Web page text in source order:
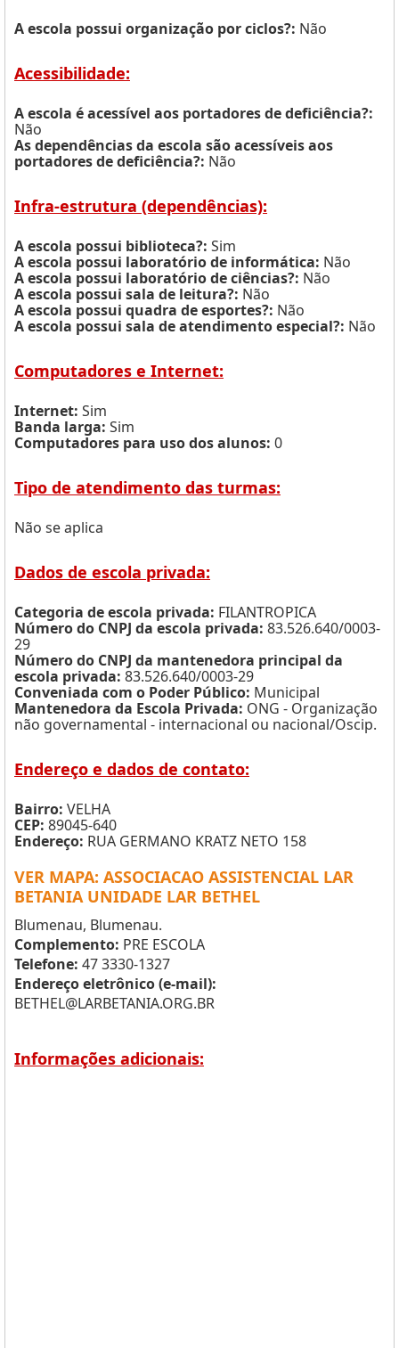
A escola possui organização por ciclos?: Não
Acessibilidade:
A escola é acessível aos portadores de deficiência?:
Não
As dependências da escola são acessíveis aos
portadores de deficiência?: Não
Infra-estrutura (dependências):
A escola possui biblioteca?: Sim
A escola possui laboratório de informática: Não
A escola possui laboratório de ciências?: Não
A escola possui sala de leitura?: Não
A escola possui quadra de esportes?: Não
A escola possui sala de atendimento especial?: Não
Computadores e Internet:
Internet: Sim
Banda larga: Sim
Computadores para uso dos alunos: 0
Tipo de atendimento das turmas:
Não se aplica
Dados de escola privada:
Categoria de escola privada: FILANTROPICA
Número do CNPJ da escola privada: 83.526.640/0003-
29
Número do CNPJ da mantenedora principal da
escola privada: 83.526.640/0003-29
Conveniada com o Poder Público: Municipal
Mantenedora da Escola Privada: ONG - Organização
não governamental - internacional ou nacional/Oscip.
Endereço e dados de contato:
Bairro: VELHA
CEP: 89045-640
Endereço: RUA GERMANO KRATZ NETO 158
VER MAPA: ASSOCIACAO ASSISTENCIAL LAR
BETANIA UNIDADE LAR BETHEL
Blumenau, Blumenau.
Complemento: PRE ESCOLA
Telefone: 47 3330-1327
Endereço eletrônico (e-mail):
BETHEL@LARBETANIA.ORG.BR
Informações adicionais: